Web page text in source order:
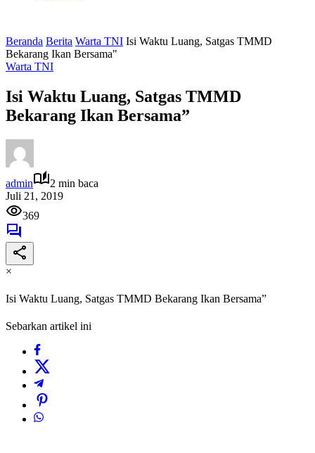
Beranda Berita Warta TNI Isi Waktu Luang, Satgas TMMD
Bekarang Ikan Bersama"
Warta TNI
Isi Waktu Luang, Satgas TMMD
Bekarang Ikan Bersama”
admin
2 min baca
Juli 21, 2019
369
×
Isi Waktu Luang, Satgas TMMD Bekarang Ikan Bersama”
Sebarkan artikel ini